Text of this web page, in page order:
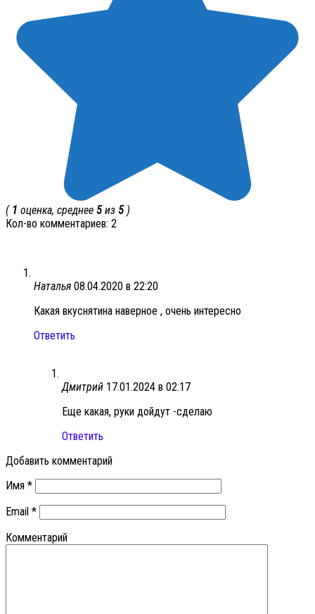
( 1 оценка, среднее 5из 5)
Кол-во комментариев: 2
Наталья 08.04.2020 в 22:20
Какая вкуснятина наверное , очень интересно
Ответить
Дмитрий 17.01.2024 в 02:17
Еще какая, руки дойдут -сделаю
Ответить
Добавить комментарий
Имя *
Email *
Комментарий